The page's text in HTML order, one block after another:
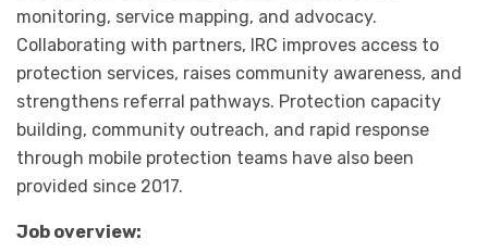
monitoring, service mapping, and advocacy.
Collaborating with partners, IRC improves access to
protection services, raises community awareness, and
strengthens referral pathways. Protection capacity
building, community outreach, and rapid response
through mobile protection teams have also been
provided since 2017.
Job overview: